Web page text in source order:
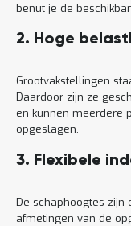
benut je de
2. Hoge
Grootvakstellingen
Daardoor zijn ze
en kunnen meerdere
opgeslagen.
3. Flexibele
De schaphoogtes zijn
afmetingen van de